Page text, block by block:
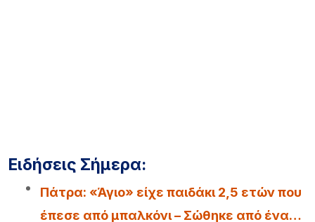
Ειδήσεις Σήμερα:
Πάτρα: «Άγιο» είχε παιδάκι 2,5 ετών που
έπεσε από μπαλκόνι – Σώθηκε από ένα…